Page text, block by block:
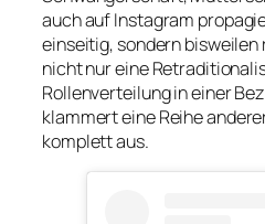
auch auf Instagram
einseitig, sondern
nicht nur eine
Rollenverteilung in einer
klammert eine Reihe
komplett aus.